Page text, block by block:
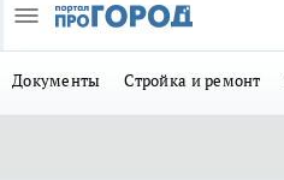
Документы Стройка и ремонт